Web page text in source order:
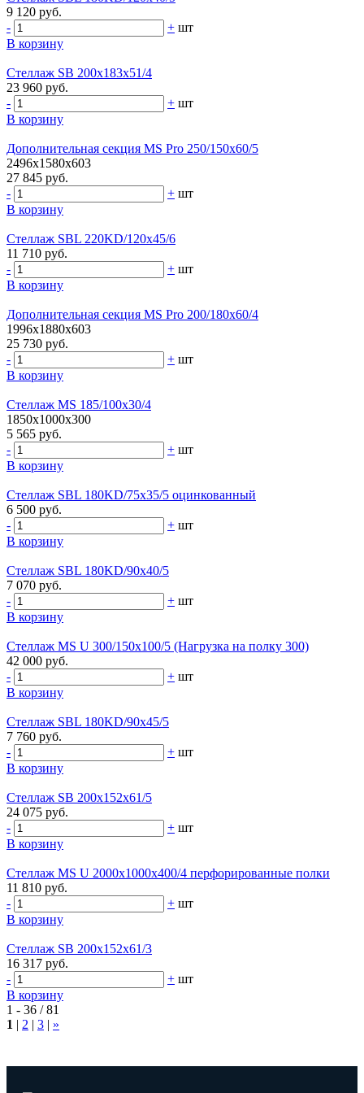
9 120 руб.
-
+ шт
В корзину
Стеллаж SB 200x183x51/4
23 960 руб.
-
+ шт
В корзину
Дополнительная секция MS Pro 250/150x60/5
2496x1580x603
27 845 руб.
-
+ шт
В корзину
Стеллаж SBL 220KD/120x45/6
11 710 руб.
-
+ шт
В корзину
Дополнительная секция MS Pro 200/180x60/4
1996x1880x603
25 730 руб.
-
+ шт
В корзину
Стеллаж MS 185/100х30/4
1850x1000x300
5 565 руб.
-
+ шт
В корзину
Стеллаж SBL 180KD/75x35/5 оцинкованный
6 500 руб.
-
+ шт
В корзину
Стеллаж SBL 180KD/90x40/5
7 070 руб.
-
+ шт
В корзину
Стеллаж MS U 300/150x100/5 (Нагрузка на полку 300)
42 000 руб.
-
+ шт
В корзину
Стеллаж SBL 180KD/90x45/5
7 760 руб.
-
+ шт
В корзину
Стеллаж SB 200x152x61/5
24 075 руб.
-
+ шт
В корзину
Стеллаж MS U 2000x1000x400/4 перфорированные полки
11 810 руб.
-
+ шт
В корзину
Стеллаж SB 200x152x61/3
16 317 руб.
-
+ шт
В корзину
1 - 36 / 81
1 | 2 | 3 | »